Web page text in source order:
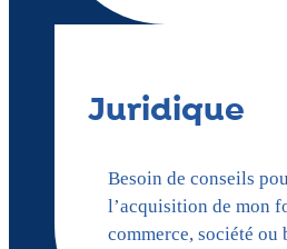
Juridique
Besoin de conseils
l’acquisition de mon
commerce, société ou